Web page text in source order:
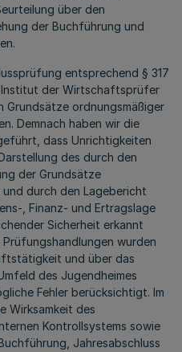
über den
der Buchführung und
entsprechend § 317
Institut der Wirtschaftsprüfer
ordnungsmäßiger
Demnach haben wir die
dass Unrichtigkeiten
des durch den
der Grundsätze
durch den Lagebericht
, Finanz- und Ertragslage
Sicherheit erkannt
wurden
und über das
des Jugendheimes
Fehler berücksichtigt. Im
Wirksamkeit des
Kontrollsystems sowie
Jahresabschluss